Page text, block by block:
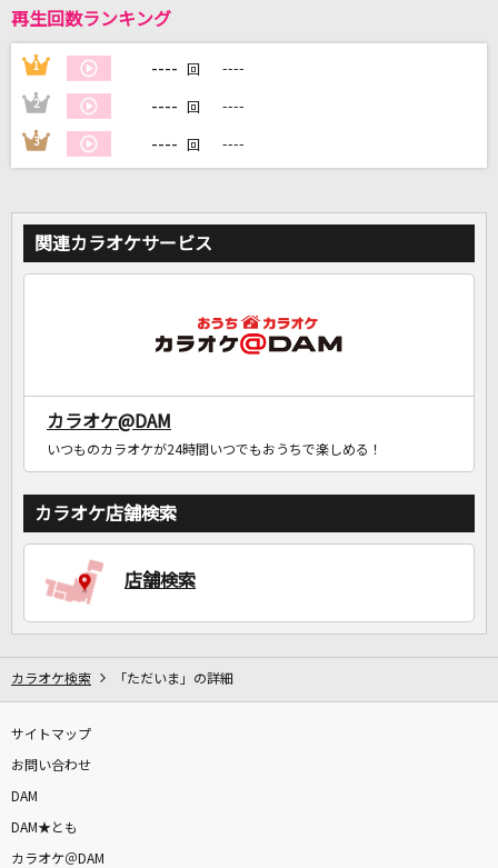
再生回数ランキング
1 ---- 回 ----
2 ---- 回 ----
3 ---- 回 ----
関連カラオケサービス
カラオケ@DAM
いつものカラオケが24時間いつでもおうちで楽しめる！
カラオケ店舗検索
店舗検索
カラオケ検索 「ただいま」の詳細
サイトマップ
お問い合わせ
DAM
DAM★とも
カラオケ＠DAM